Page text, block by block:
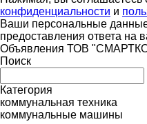
конфиденциальности и
Ваши персональные
предоставления ответа на
Объявления ТОВ
Поиск
Категория
коммунальная техника
коммунальные машины